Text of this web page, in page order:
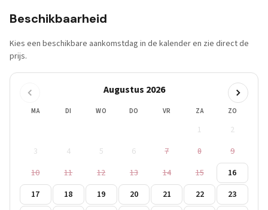
Beschikbaarheid
Kies een beschikbare aankomstdag in de kalender en zie direct de
prijs.
Augustus 2026
MA DI WO DO VR ZA ZO
1
2
3
4 5 6 7 8
9
10
11 12 13 14 15
16
17
18 19 20 21 22
23